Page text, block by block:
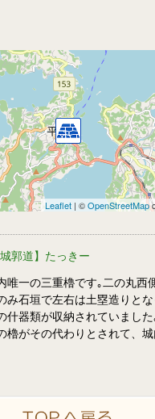
Leaflet | ©OpenStreetMap
城郭道】たっきー
唯一の三重櫓です｡二の丸西
み石垣で左右は土塁造りと
什器類が収納されていまし
櫓がその代わりとされて、